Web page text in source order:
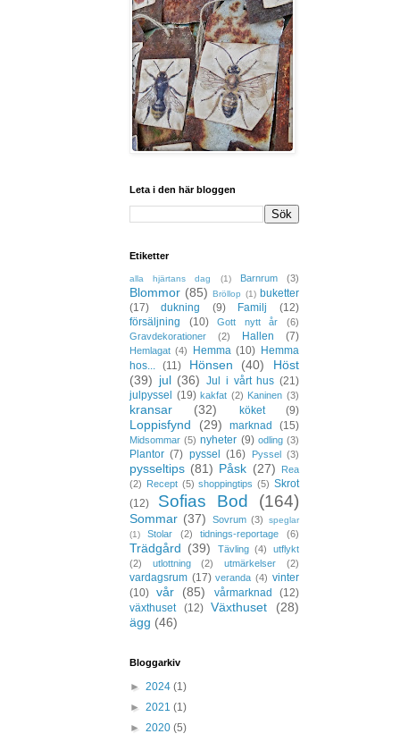
Leta i den här bloggen
Etiketter
alla hjärtans dag (1) Barnrum (3)
Blommor (85) Bröllop (1) buketter
(17)
dukning (9) Familj
(12)
försäljning
(10) Gott nytt år
(6)
Gravdekorationer
(2) Hallen (7)
Hemlagat (4) Hemma (10) Hemma
hos...
(11) Hönsen (40)
Höst
(39) jul (36) Jul i vårt hus (21)
julpyssel
(19) kakfat (2) Kaninen (3)
kransar (32) köket (9)
Loppisfynd (29) marknad (15)
Midsommar (5) nyheter (9) odling (3)
Plantor (7) pyssel (16) Pyssel (3)
pysseltips (81) Påsk (27)
Rea
(2) Recept (5) shoppingtips (5) Skrot
(12)
Sofias Bod (164)
Sommar (37) Sovrum (3)
speglar
(1)
Stolar (2) tidnings-reportage (6)
Trädgård (39) Tävling (4)
utflykt
(2)
utlottning (2) utmärkelser (2)
vardagsrum (17) veranda (4) vinter
(10) vår (85) vårmarknad
(12)
växthuset
(12) Växthuset
(28)
ägg (46)
Bloggarkiv
► 2024 (1)
► 2021 (1)
► 2020 (5)